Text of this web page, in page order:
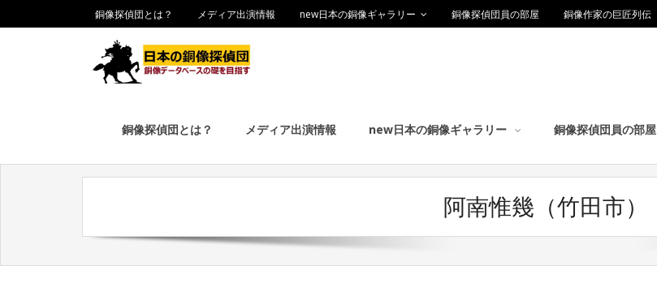
銅像探偵団とは？ メディア出演情報 new日本の銅像ギャラリー 銅像探偵団員の部屋 銅像作家の巨匠列伝
銅像探偵団とは？ メディア出演情報 new日本の銅像ギャラリー 銅像探偵団員の部屋
阿南惟幾（竹田市）